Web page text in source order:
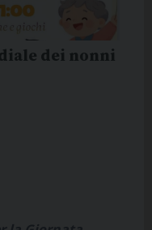
dei nonni